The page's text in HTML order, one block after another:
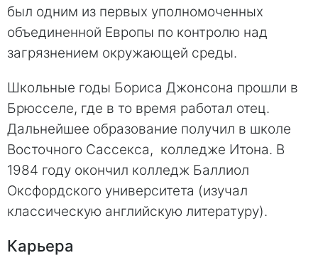
был одним из первых уполномоченных
объединенной Европы по контролю над
загрязнением окружающей среды.
Школьные годы Бориса Джонсона прошли в
Брюсселе, где в то время работал отец.
Дальнейшее образование получил в школе
Восточного Сассекса, колледже Итона. В
1984 году окончил колледж Баллиол
Оксфордского университета (изучал
классическую английскую литературу).
Карьера